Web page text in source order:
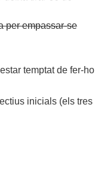
per empassar-se
temptat de fer-ho
inicials (els tres